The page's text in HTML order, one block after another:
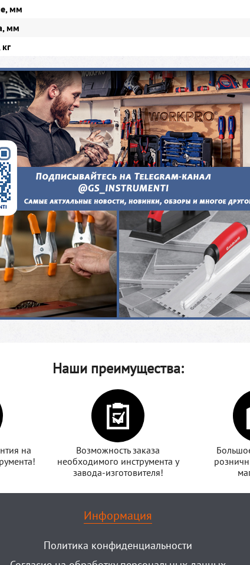
мм
мм
Наши преимущества:
на
Возможность заказа
необходимого инструмента у
завода-изготовителя!
Информация
Политика конфиденциальности